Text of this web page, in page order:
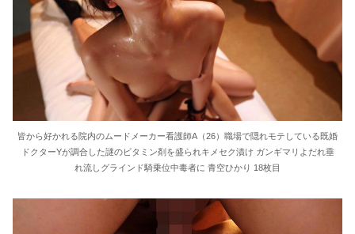
皆から好かれる院内のムードメーカー看護師A（26）職場で隠れモテしている既婚
ドクターYが調合した謎のビタミン剤を盛られキメセク漬け ガンギマリよだれ垂
れ流しグラインド騎乗位中毒者に 青空ひかり 18枚目